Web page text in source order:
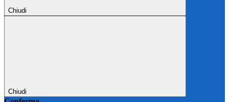
Chiudi
Chiudi